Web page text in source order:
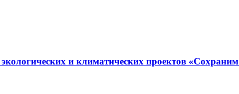
и климатических проектов «Сохраним